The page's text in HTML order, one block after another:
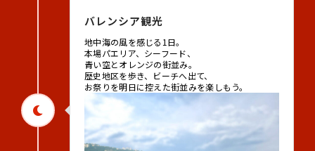
バレンシア観光
地中海の風を感じる1日。
本場パエリア、シーフード、
青い空とオレンジの街並み。
歴史地区を歩き、ビーチへ出て、
お祭りを明日に控えた街並みを楽しもう。